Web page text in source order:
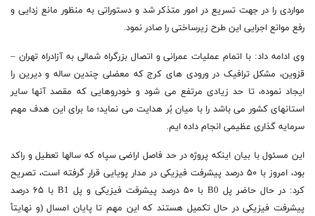
مواردی را در جهت تسریع در امور متذکر شد و دستوراتی به منظور مانع زدایی و
رفع موانع اجرایی این طرح زیرساختی را صادر نمود.
وی ادامه داد: با اتمام عملیات عمرانی و اتصال بزرگراه شمالی به آزادراه تهران –
قزوین، مشکل ترافیک در ورودی های کرج که معضلی چندین ساله و دیرین را
ایجاد نموده، تا حد زیادی مرتفع می شود و خودروهایی که مقصد آنها سایر
استانهای کشور می باشد را با میان بُر هدایت می نماید؛ ما برای این هدف مهم
سرمایه گذاری عظیمی انجام داده ایم.
این مسئول با بیان اینکه پروژه در حد فاصل اراضی سپاه که سالها تعطیل و راکد
بود، امروز با ۵۰ درصد پیشرفت فیزیکی در مدار پویایی قرار گرفته است، تصریح
کرد: در حال حاضر پل B0 با ۵۰ درصد پیشرفت فیزیکی و پل B1 با ۶۵ درصد
پیشرفت فیزیکی در حال تکمیل هستند که این مهم تا پایان امسال (و نهایتأ